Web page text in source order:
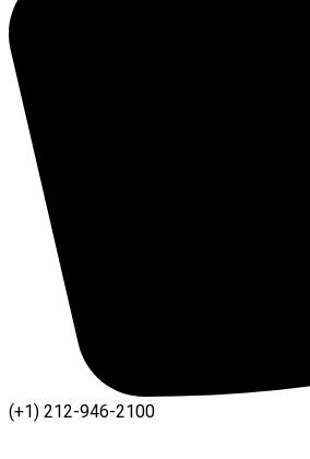
(+1) 212-946-2100